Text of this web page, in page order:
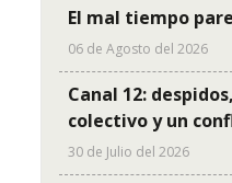
El mal tiempo
06 de Agosto del 2026
Canal 12:
colectivo y un
30 de Julio del 2026